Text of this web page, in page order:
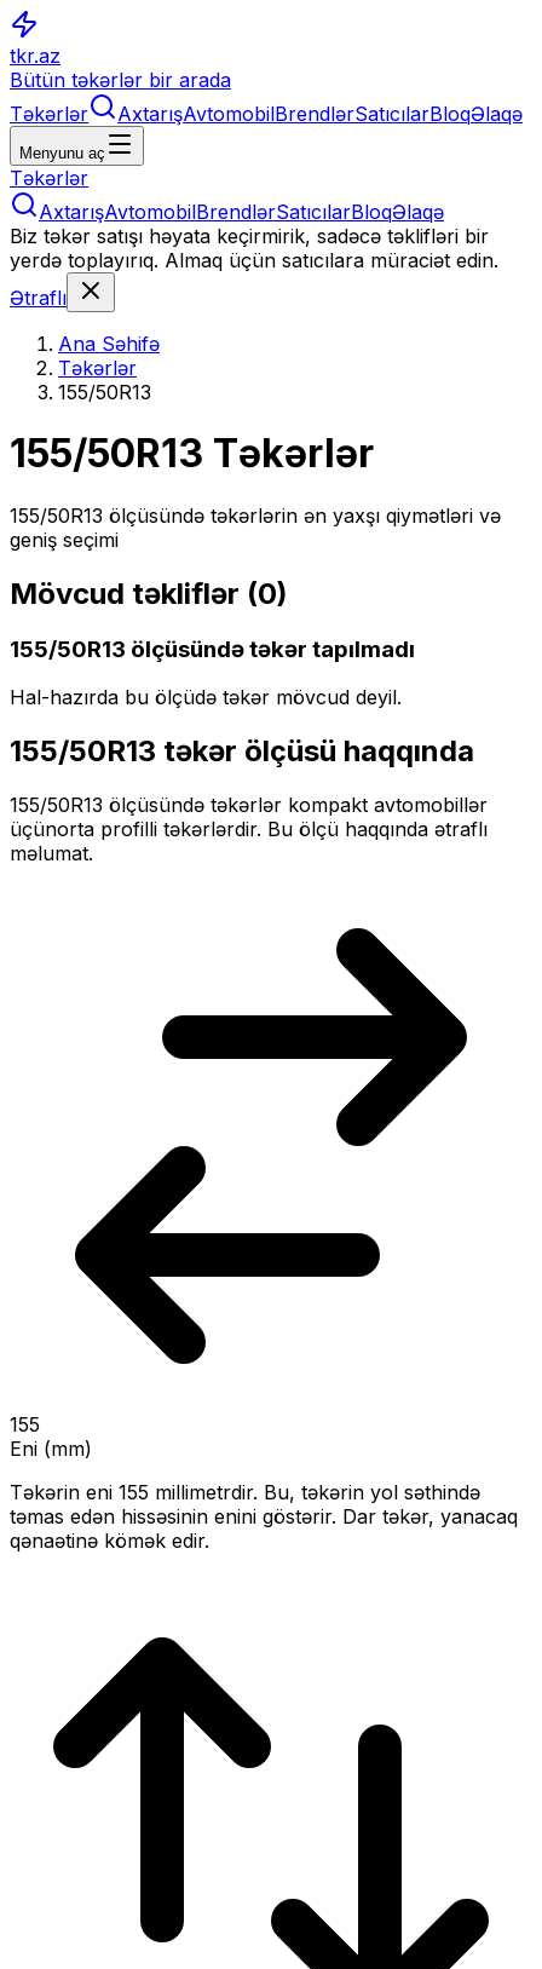
tkr.az
Bütün təkərlər bir arada
Təkərlər
AxtarışAvtomobilBrendlərSatıcılarBloqƏlaqə
Menyunu aç
Təkərlər
AxtarışAvtomobilBrendlərSatıcılarBloqƏlaqə
Biz təkər satışı həyata keçirmirik, sadəcə təklifləri bir
yerdə toplayırıq. Almaq üçün satıcılara müraciət edin.
Ətraflı
Ana Səhifə
Təkərlər
155/50R13
155/50R13 Təkərlər
155/50R13 ölçüsündə təkərlərin ən yaxşı qiymətləri və
geniş seçimi
Mövcud təkliflər (0)
155/50R13 ölçüsündə təkər tapılmadı
Hal-hazırda bu ölçüdə təkər mövcud deyil.
155/50R13 təkər ölçüsü haqqında
155/50R13 ölçüsündə təkərlər kompakt avtomobillər
üçünorta profilli təkərlərdir. Bu ölçü haqqında ətraflı
məlumat.
155
Eni (mm)
Təkərin eni 155 millimetrdir. Bu, təkərin yol səthində
təmas edən hissəsinin enini göstərir. Dar təkər, yanacaq
qənaətinə kömək edir.